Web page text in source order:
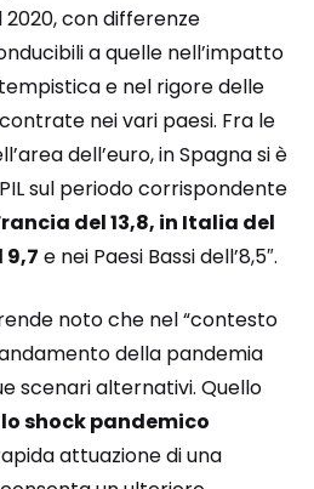
con differenze
a quelle nell’impatto
e nel rigore delle
nei vari paesi. Fra le
dell’euro, in Spagna si è
sul periodo corrispondente
del 13,8, in Italia del
9,7 e nei Paesi Bassi dell’8,5″.
noto che nel “contesto
della pandemia
scenari alternativi. Quello
shock pandemico
attuazione di una